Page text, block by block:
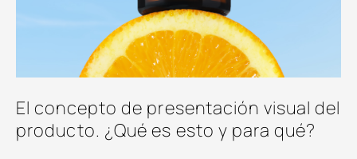
El concepto de presentación visual del
producto. ¿Qué es esto y para qué?